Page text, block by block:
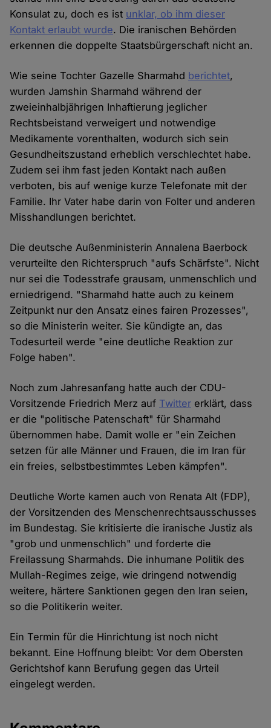
Konsulat zu, doch es ist unklar, ob ihm dieser
Kontakt erlaubt wurde. Die iranischen Behörden
erkennen die doppelte Staatsbürgerschaft nicht an.
Wie seine Tochter Gazelle Sharmahd berichtet,
wurden Jamshin Sharmahd während der
zweieinhalbjährigen Inhaftierung jeglicher
Rechtsbeistand verweigert und notwendige
Medikamente vorenthalten, wodurch sich sein
Gesundheitszustand erheblich verschlechtet habe.
Zudem sei ihm fast jeden Kontakt nach außen
verboten, bis auf wenige kurze Telefonate mit der
Familie. Ihr Vater habe darin von Folter und anderen
Misshandlungen berichtet.
Die deutsche Außenministerin Annalena Baerbock
verurteilte den Richterspruch "aufs Schärfste". Nicht
nur sei die Todesstrafe grausam, unmenschlich und
erniedrigend. "Sharmahd hatte auch zu keinem
Zeitpunkt nur den Ansatz eines fairen Prozesses",
so die Ministerin weiter. Sie kündigte an, das
Todesurteil werde "eine deutliche Reaktion zur
Folge haben".
Noch zum Jahresanfang hatte auch der CDU-
Vorsitzende Friedrich Merz auf Twitter erklärt, dass
er die "politische Patenschaft" für Sharmahd
übernommen habe. Damit wolle er "ein Zeichen
setzen für alle Männer und Frauen, die im Iran für
ein freies, selbstbestimmtes Leben kämpfen".
Deutliche Worte kamen auch von Renata Alt (FDP),
der Vorsitzenden des Menschenrechtsausschusses
im Bundestag. Sie kritisierte die iranische Justiz als
"grob und unmenschlich" und forderte die
Freilassung Sharmahds. Die inhumane Politik des
Mullah-Regimes zeige, wie dringend notwendig
weitere, härtere Sanktionen gegen den Iran seien,
so die Politikerin weiter.
Ein Termin für die Hinrichtung ist noch nicht
bekannt. Eine Hoffnung bleibt: Vor dem Obersten
Gerichtshof kann Berufung gegen das Urteil
eingelegt werden.